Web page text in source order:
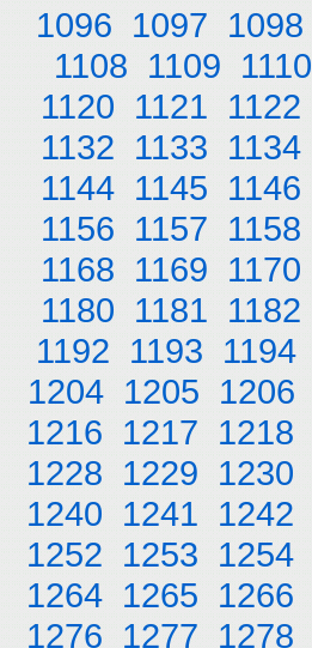
1096 1097 1098
1108 1109 1110
1120 1121 1122
1132 1133 1134
1144 1145 1146
1156 1157 1158
1168 1169 1170
1180 1181 1182
1192 1193 1194
1204 1205 1206
1216 1217 1218
1228 1229 1230
1240 1241 1242
1252 1253 1254
1264 1265 1266
1276 1277 1278